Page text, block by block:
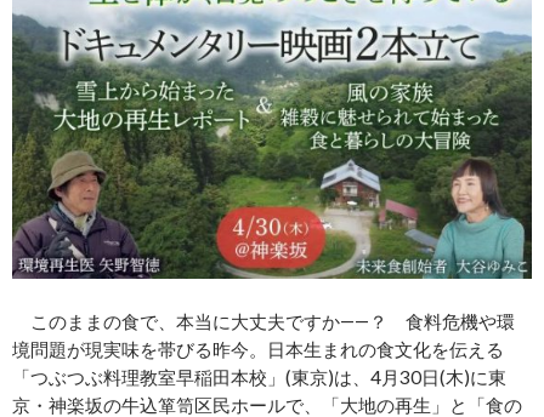
このままの食で、本当に大丈夫ですか――？ 食料危機や環
境問題が現実味を帯びる昨今。日本生まれの食文化を伝える
「つぶつぶ料理教室早稲田本校」(東京)は、4月30日(木)に東
京・神楽坂の牛込箪笥区民ホールで、「大地の再生」と「食の